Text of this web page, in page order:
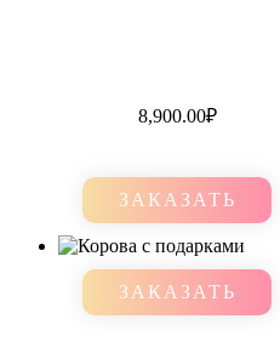
8,900.00₽
ЗАКАЗАТЬ
ЗАКАЗАТЬ